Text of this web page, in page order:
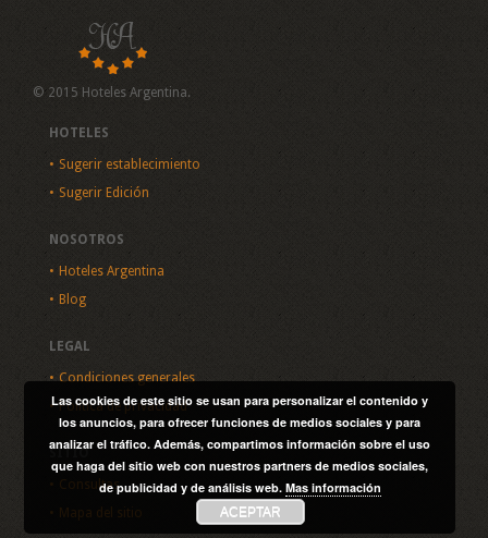
© 2015 Hoteles Argentina.
HOTELES
Sugerir establecimiento
Sugerir Edición
NOSOTROS
Hoteles Argentina
Blog
LEGAL
Condiciones generales
Política de privacidad
SITIO
Consultas
Mapa del sitio
Las cookies de este sitio se usan para personalizar el contenido y
los anuncios, para ofrecer funciones de medios sociales y para
analizar el tráfico. Además, compartimos información sobre el uso
que haga del sitio web con nuestros partners de medios sociales,
de publicidad y de análisis web. Mas información
ACEPTAR